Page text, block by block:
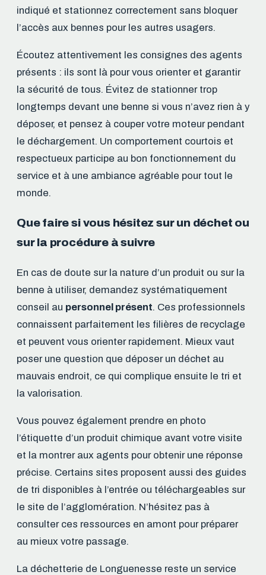
indiqué et stationnez correctement sans bloquer
l’accès aux bennes pour les autres usagers.
Écoutez attentivement les consignes des agents
présents : ils sont là pour vous orienter et garantir
la sécurité de tous. Évitez de stationner trop
longtemps devant une benne si vous n’avez rien à y
déposer, et pensez à couper votre moteur pendant
le déchargement. Un comportement courtois et
respectueux participe au bon fonctionnement du
service et à une ambiance agréable pour tout le
monde.
Que faire si vous hésitez sur un déchet ou
sur la procédure à suivre
En cas de doute sur la nature d’un produit ou sur la
benne à utiliser, demandez systématiquement
conseil au personnel présent. Ces professionnels
connaissent parfaitement les filières de recyclage
et peuvent vous orienter rapidement. Mieux vaut
poser une question que déposer un déchet au
mauvais endroit, ce qui complique ensuite le tri et
la valorisation.
Vous pouvez également prendre en photo
l’étiquette d’un produit chimique avant votre visite
et la montrer aux agents pour obtenir une réponse
précise. Certains sites proposent aussi des guides
de tri disponibles à l’entrée ou téléchargeables sur
le site de l’agglomération. N’hésitez pas à
consulter ces ressources en amont pour préparer
au mieux votre passage.
La déchetterie de Longuenesse reste un service